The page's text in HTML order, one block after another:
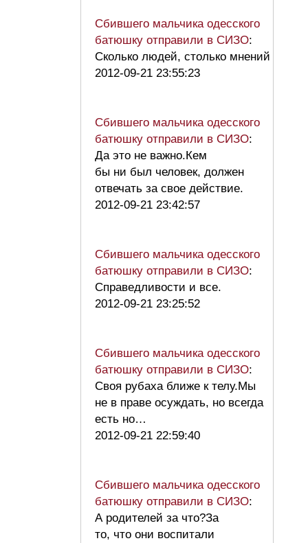
Сбившего мальчика одесского
батюшку отправили в СИЗО:
Сколько людей, столько мнений
2012-09-21 23:55:23
Сбившего мальчика одесского
батюшку отправили в СИЗО:
Да это не важно.Кем
бы ни был человек, должен
отвечать за свое действие.
2012-09-21 23:42:57
Сбившего мальчика одесского
батюшку отправили в СИЗО:
Справедливости и все.
2012-09-21 23:25:52
Сбившего мальчика одесского
батюшку отправили в СИЗО:
Своя рубаха ближе к телу.Мы
не в праве осуждать, но всегда
есть но…
2012-09-21 22:59:40
Сбившего мальчика одесского
батюшку отправили в СИЗО:
А родителей за что?За
то, что они воспитали